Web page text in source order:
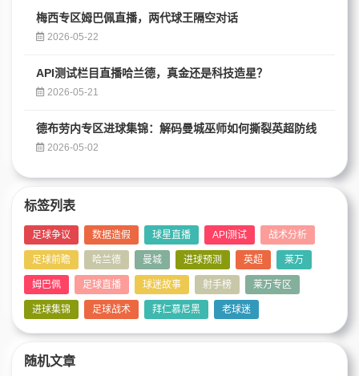
梅西专区姆巴佩直播，两代球王隔空对话
2026-05-22
API测试栏目直播哈兰德，真金还是科技造星？
2026-05-21
德布劳内专区进球集锦：解码曼城巫师如何撕裂英超防线
2026-05-02
标签列表
足球争议 数据造假 球星直播 API测试 战术分析
足球前瞻 哈兰德 曼城 进球预测 英超 莱万
姆巴佩 足球直播 球迷故事 射手榜 莱万专区
进球集锦 足球战术 拜仁慕尼黑 老球迷
随机文章